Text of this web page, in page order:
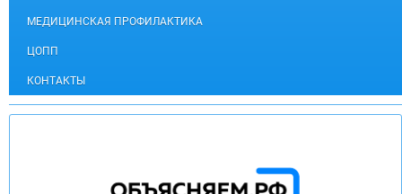
МЕДИЦИНСКАЯ ПРОФИЛАКТИКА
ЦОПП
КОНТАКТЫ